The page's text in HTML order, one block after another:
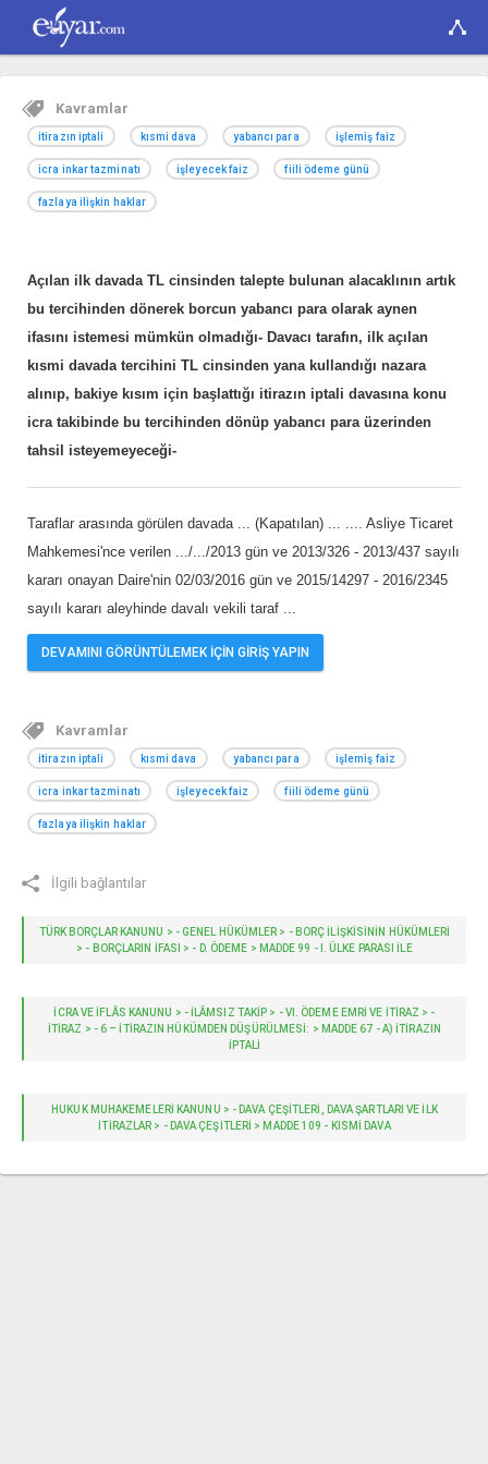
Kavramlar
itirazın iptali kısmi dava yabancı para işlemiş faiz
icra inkar tazminatı işleyecek faiz fiili ödeme günü
fazlaya ilişkin haklar
Açılan ilk davada TL cinsinden talepte bulunan alacaklının artık
bu tercihinden dönerek borcun yabancı para olarak aynen
ifasını istemesi mümkün olmadığı- Davacı tarafın, ilk açılan
kısmi davada tercihini TL cinsinden yana kullandığı nazara
alınıp, bakiye kısım için başlattığı itirazın iptali davasına konu
icra takibinde bu tercihinden dönüp yabancı para üzerinden
tahsil isteyemeyeceği-
Taraflar arasında görülen davada ... (Kapatılan) ... .... Asliye Ticaret
Mahkemesi'nce verilen .../.../2013 gün ve 2013/326 - 2013/437 sayılı
kararı onayan Daire'nin 02/03/2016 gün ve 2015/14297 - 2016/2345
sayılı kararı aleyhinde davalı vekili taraf ...
DEVAMINI GÖRÜNTÜLEMEK İÇİN GİRİŞ YAPIN
Kavramlar
itirazın iptali kısmi dava yabancı para işlemiş faiz
icra inkar tazminatı işleyecek faiz fiili ödeme günü
fazlaya ilişkin haklar
İlgili bağlantılar
TÜRK BORÇLAR KANUNU > - GENEL HÜKÜMLER > - BORÇ İLIŞKISININ HÜKÜMLERI
> - BORÇLARIN İFASI > - D. ÖDEME > MADDE 99 - I. ÜLKE PARASI ILE
İCRA VE İFLÂS KANUNU > - İLÂMSIZ TAKIP > - VI. ÖDEME EMRİ VE İTİRAZ > -
İTİRAZ > - 6 – İTIRAZIN HÜKÜMDEN DÜŞÜRÜLMESI: > MADDE 67 - A) İTIRAZIN
IPTALI
HUKUK MUHAKEMELERİ KANUNU > - DAVA ÇEŞITLERI, DAVA ŞARTLARI VE İLK
İTIRAZLAR > - DAVA ÇEŞITLERI > MADDE 109 - KISMI DAVA